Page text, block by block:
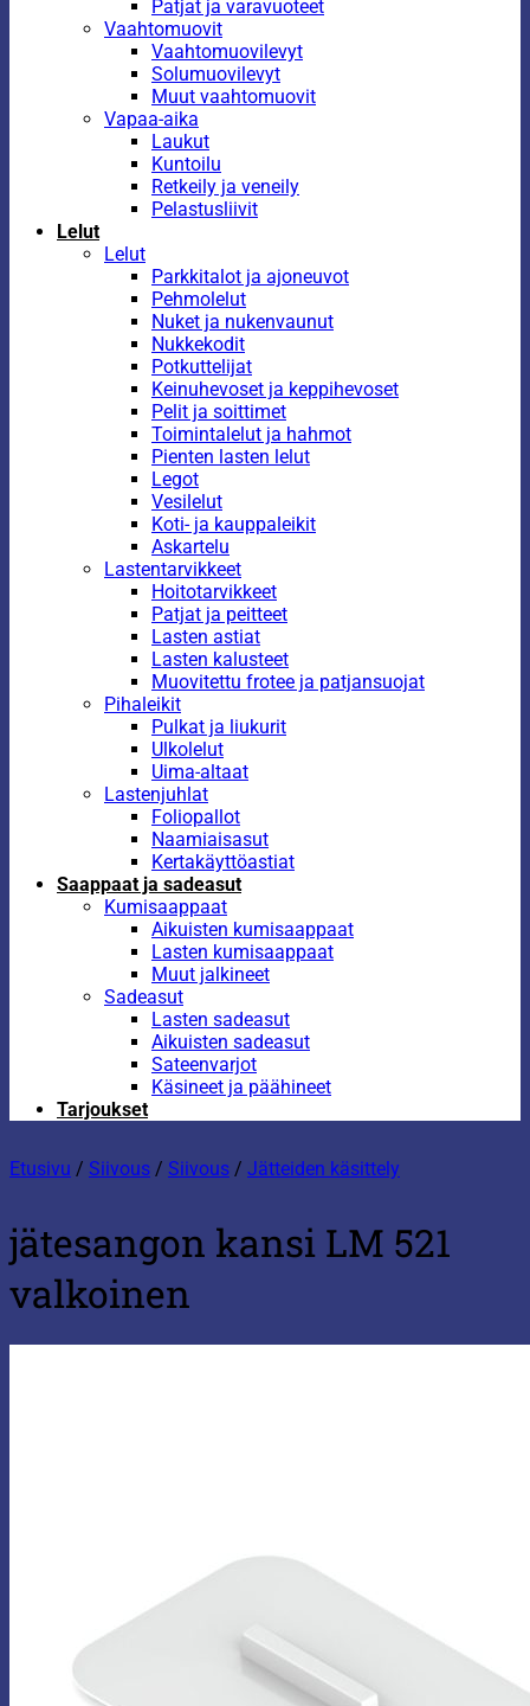
Patjat ja varavuoteet
Vaahtomuovit
Vaahtomuovilevyt
Solumuovilevyt
Muut vaahtomuovit
Vapaa-aika
Laukut
Kuntoilu
Retkeily ja veneily
Pelastusliivit
Lelut
Lelut
Parkkitalot ja ajoneuvot
Pehmolelut
Nuket ja nukenvaunut
Nukkekodit
Potkuttelijat
Keinuhevoset ja keppihevoset
Pelit ja soittimet
Toimintalelut ja hahmot
Pienten lasten lelut
Legot
Vesilelut
Koti- ja kauppaleikit
Askartelu
Lastentarvikkeet
Hoitotarvikkeet
Patjat ja peitteet
Lasten astiat
Lasten kalusteet
Muovitettu frotee ja patjansuojat
Pihaleikit
Pulkat ja liukurit
Ulkolelut
Uima-altaat
Lastenjuhlat
Foliopallot
Naamiaisasut
Kertakäyttöastiat
Saappaat ja sadeasut
Kumisaappaat
Aikuisten kumisaappaat
Lasten kumisaappaat
Muut jalkineet
Sadeasut
Lasten sadeasut
Aikuisten sadeasut
Sateenvarjot
Käsineet ja päähineet
Tarjoukset
Etusivu / Siivous / Siivous / Jätteiden käsittely
jätesangon kansi LM 521
valkoinen